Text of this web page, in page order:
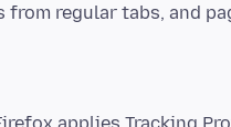
from regular tabs, and